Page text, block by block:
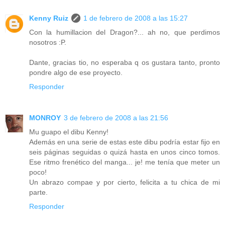
Kenny Ruiz
1 de febrero de 2008 a las 15:27
Con la humillacion del Dragon?... ah no, que perdimos
nosotros :P.
Dante, gracias tio, no esperaba q os gustara tanto, pronto
pondre algo de ese proyecto.
Responder
MONROY 3 de febrero de 2008 a las 21:56
Mu guapo el dibu Kenny!
Además en una serie de estas este dibu podría estar fijo en
seis páginas seguidas o quizá hasta en unos cinco tomos.
Ese ritmo frenético del manga... je! me tenía que meter un
poco!
Un abrazo compae y por cierto, felicita a tu chica de mi
parte.
Responder